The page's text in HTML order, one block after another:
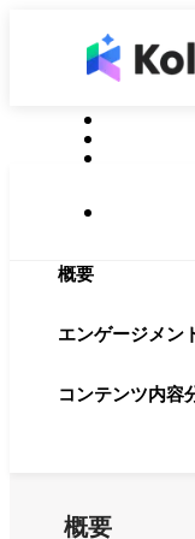
概要
エンゲージメン
コンテンツ内容
概要